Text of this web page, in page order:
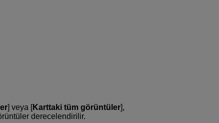
] veya [Karttaki tüm görüntüler],
derecelendirilir.